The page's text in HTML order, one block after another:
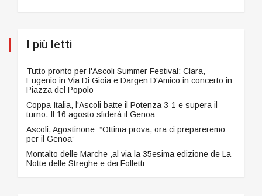
I più letti
Tutto pronto per l'Ascoli Summer Festival: Clara,
Eugenio in Via Di Gioia e Dargen D'Amico in concerto in
Piazza del Popolo
Coppa Italia, l'Ascoli batte il Potenza 3-1 e supera il
turno. Il 16 agosto sfiderà il Genoa
Ascoli, Agostinone: “Ottima prova, ora ci prepareremo
per il Genoa”
Montalto delle Marche ,al via la 35esima edizione de La
Notte delle Streghe e dei Folletti